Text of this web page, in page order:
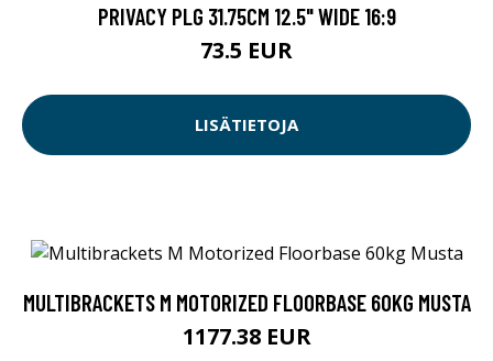
PRIVACY PLG 31.75CM 12.5" WIDE 16:9
73.5 EUR
LISÄTIETOJA
MULTIBRACKETS M MOTORIZED FLOORBASE 60KG MUSTA
1177.38 EUR